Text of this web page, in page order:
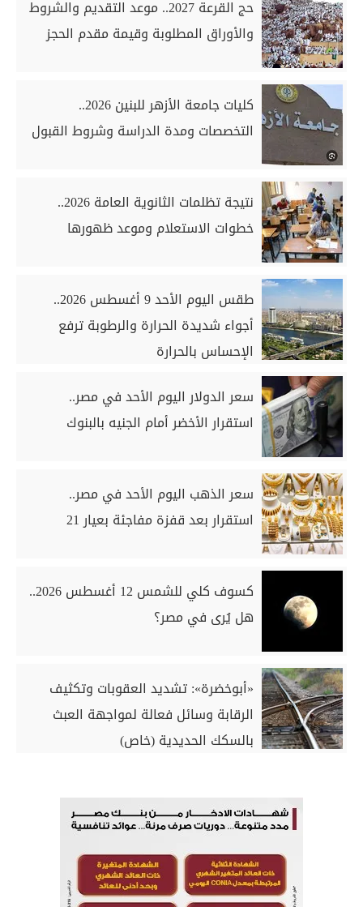
حج القرعة 2027.. موعد التقديم والشروط
والأوراق المطلوبة وقيمة مقدم الحجز
كليات جامعة الأزهر للبنين 2026..
التخصصات ومدة الدراسة وشروط القبول
نتيجة تظلمات الثانوية العامة 2026..
خطوات الاستعلام وموعد ظهورها
طقس اليوم الأحد 9 أغسطس 2026..
أجواء شديدة الحرارة والرطوبة ترفع
الإحساس بالحرارة
سعر الدولار اليوم الأحد في مصر..
استقرار الأخضر أمام الجنيه بالبنوك
سعر الذهب اليوم الأحد في مصر..
استقرار بعد قفزة مفاجئة بعيار 21
كسوف كلي للشمس 12 أغسطس 2026..
هل يُرى في مصر؟
«أبوخضرة»: تشديد العقوبات وتكثيف
الرقابة وسائل فعالة لمواجهة العبث
بالسكك الحديدية (خاص)